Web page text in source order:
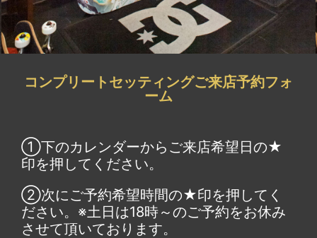
コンプリートセッティングご来店予約フォ
ーム
①下のカレンダーからご来店希望日の★
印を押してください。
②次にご予約希望時間の★印を押してく
ださい。※土日は18時～のご予約をお休み
させて頂いております。